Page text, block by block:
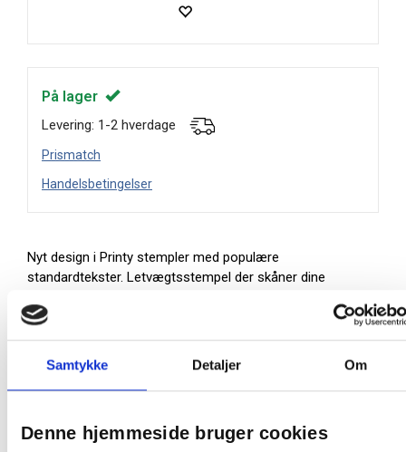
Samtykke Detaljer Om
Denne hjemmeside bruger cookies
På lager
Levering: 1-2 hverdage
Prismatch
Handelsbetingelser
Nyt design i Printy stempler med populære
standardtekster. Letvægtsstempel der skåner dine
På lager:
Oprindelsesland: Danmark